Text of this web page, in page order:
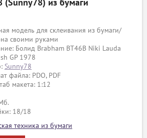
(Sunny78) из бумаги
модель для склеивания из бумаги/
своими руками
Болид Brabham BT46B Niki Lauda
GP 1978
Sunny78
файла: PDO, PDF
макета: 1:12
18/18
техника из бумаги